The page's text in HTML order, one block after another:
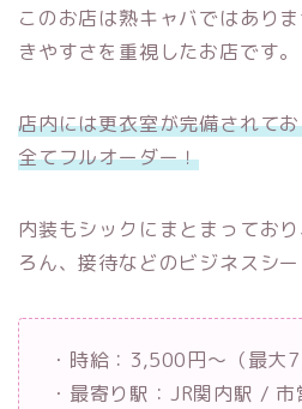
このお店は熟キャバではあり
きやすさを重視したお店です。
店内には更衣室が完備されて
全てフルオーダー！
内装もシックにまとまってお
ろん、接待などのビジネスシ
・時給：3,500円～（最大
・最寄り駅：JR関内駅 /